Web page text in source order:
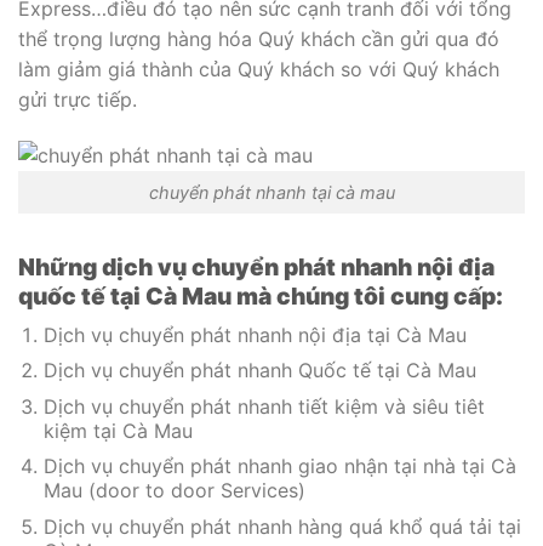
Express…điều đó tạo nên sức cạnh tranh đối với tổng
thể trọng lượng hàng hóa Quý khách cần gửi qua đó
làm giảm giá thành của Quý khách so với Quý khách
gửi trực tiếp.
chuyển phát nhanh tại cà mau
Những dịch vụ chuyển phát nhanh nội địa
quốc tế tại Cà Mau mà chúng tôi cung cấp:
Dịch vụ chuyển phát nhanh nội địa tại Cà Mau
Dịch vụ chuyển phát nhanh Quốc tế tại Cà Mau
Dịch vụ chuyển phát nhanh tiết kiệm và siêu tiêt
kiệm tại Cà Mau
Dịch vụ chuyển phát nhanh giao nhận tại nhà tại Cà
Mau (door to door Services)
Dịch vụ chuyển phát nhanh hàng quá khổ quá tải tại